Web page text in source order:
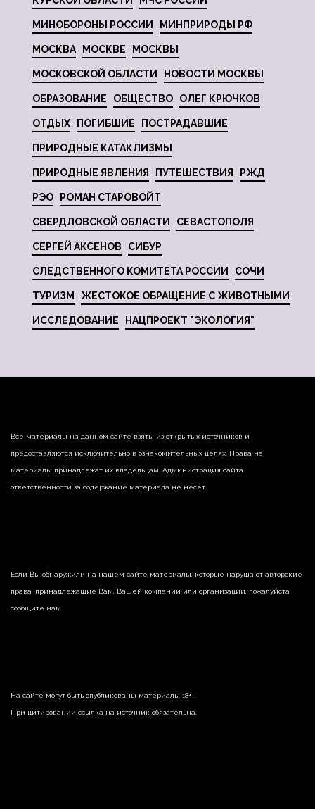
МИНОБОРОНЫ РОССИИ МИНПРИРОДЫ РФ
МОСКВА МОСКВЕ МОСКВЫ
МОСКОВСКОЙ ОБЛАСТИ НОВОСТИ МОСКВЫ
ОБРАЗОВАНИЕ ОБЩЕСТВО ОЛЕГ КРЮЧКОВ
ОТДЫХ ПОГИБШИЕ ПОСТРАДАВШИЕ
ПРИРОДНЫЕ КАТАКЛИЗМЫ
ПРИРОДНЫЕ ЯВЛЕНИЯ ПУТЕШЕСТВИЯ РЖД
РЭО РОМАН СТАРОВОЙТ
СВЕРДЛОВСКОЙ ОБЛАСТИ СЕВАСТОПОЛЯ
СЕРГЕЙ АКСЕНОВ СИБУР
СЛЕДСТВЕННОГО КОМИТЕТА РОССИИ СОЧИ
ТУРИЗМ ЖЕСТОКОЕ ОБРАЩЕНИЕ С ЖИВОТНЫМИ
ИССЛЕДОВАНИЕ НАЦПРОЕКТ "ЭКОЛОГИЯ"
Все материалы на данном сайте взяты из открытых источников и
предоставляются исключительно в ознакомительных целях. Права на
материалы принадлежат их владельцам. Администрация сайта
ответственности за содержание материала не несет.
Если Вы обнаружили на нашем сайте материалы, которые нарушают авторские
права, принадлежащие Вам, Вашей компании или организации, пожалуйста,
сообщите нам.
На сайте могут быть опубликованы материалы 18+!
При цитировании ссылка на источник обязательна.